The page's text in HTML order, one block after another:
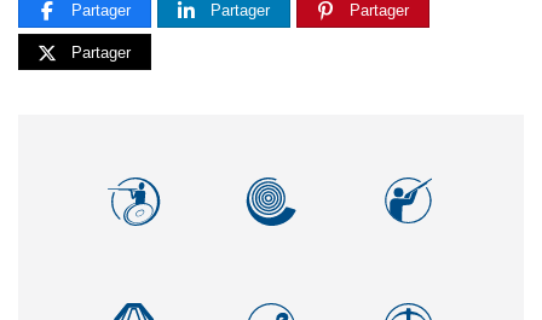
Partager Partager Partager
Partager